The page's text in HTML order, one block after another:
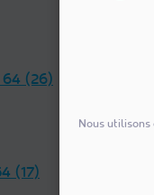
Nous
(26)
(17)